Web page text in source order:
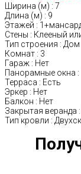
Ширина (м) : 7
Длина (м) : 9
Этажей :
Стены : Клееный
Тип строения : Дом
Комнат : 3
Гараж : Нет
Панорамные окна :
Терраса : Есть
Эркер : Нет
Балкон : Нет
Закрытая веранда :
Тип кровли :